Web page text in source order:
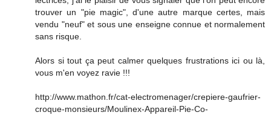
trouver un "pie magic", d'une autre marque certes, mais
vendu "neuf" et sous une enseigne connue et normalement
sans risque.
Alors si tout ça peut calmer quelques frustrations ici ou là,
vous m'en voyez ravie !!!
http://www.mathon.fr/cat-electromenager/crepiere-gaufrier-
croque-monsieurs/Moulinex-Appareil-Pie-Co-